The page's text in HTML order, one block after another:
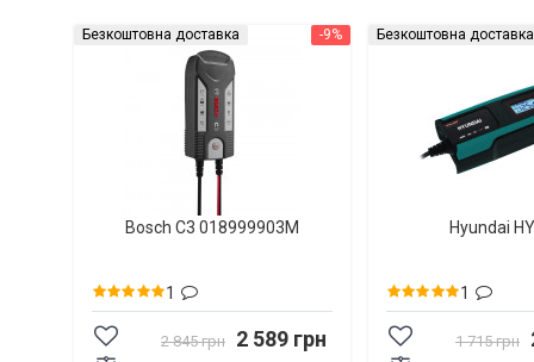
-9%
Безкоштовна доставка
Bosch C3 018999903M
1
2 845 грн 2 589 грн
Безкоштовна доставка
Hyundai
1
1 715 грн